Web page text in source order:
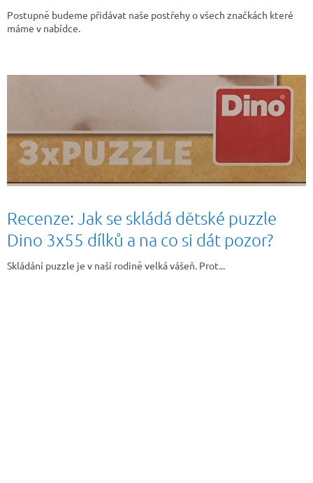
Postupně budeme přidávat naše postřehy o všech značkách které
máme v nabídce.
s
á
k
ů
Recenze: Jak se skládá dětské puzzle
Dino 3x55 dílků a na co si dát pozor?
Skládání puzzle je v naší rodině velká vášeň. Prot...